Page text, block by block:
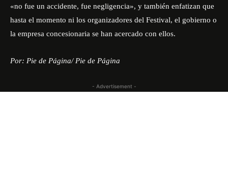
«no fue un accidente, fue negligencia», y también enfatizan que
hasta el momento ni los organizadores del Festival, el gobierno o
la empresa concesionaria se han acercado con ellos.
Por: Pie de Página/ Pie de Página
- Advertisement -